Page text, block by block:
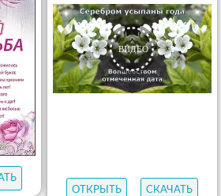
ОТКРЫТЬ
СКАЧАТЬ